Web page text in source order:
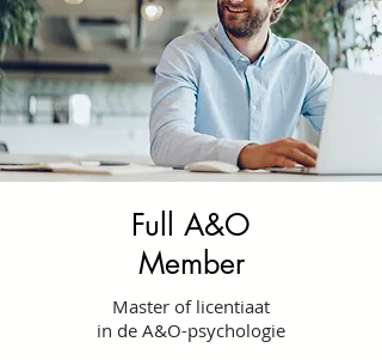
Full A&O
Member
Master of licentiaat
in de A&O-psychologie